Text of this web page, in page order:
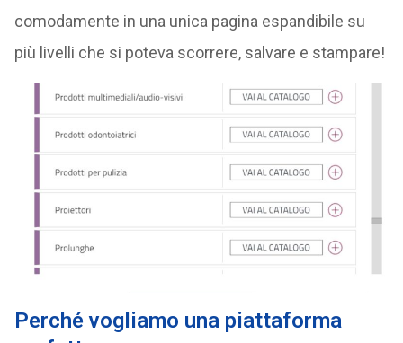
comodamente in una unica pagina espandibile su
più livelli che si poteva scorrere, salvare e stampare!
Perché vogliamo una piattaforma